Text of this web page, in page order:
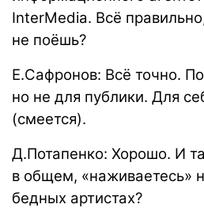
InterMedia. Всё
не поёшь?
Е.Сафронов: Всё точно.
но не для публики. Для
(смеется).
Д.Потапенко: Хорошо. И
в общем, «наживаетесь»
бедных артистах?